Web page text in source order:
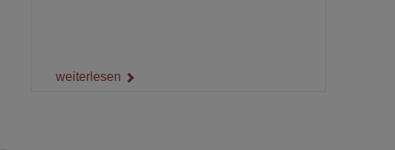
weiterlesen